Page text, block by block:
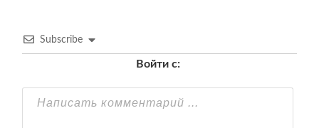
Subscribe
Войти с: